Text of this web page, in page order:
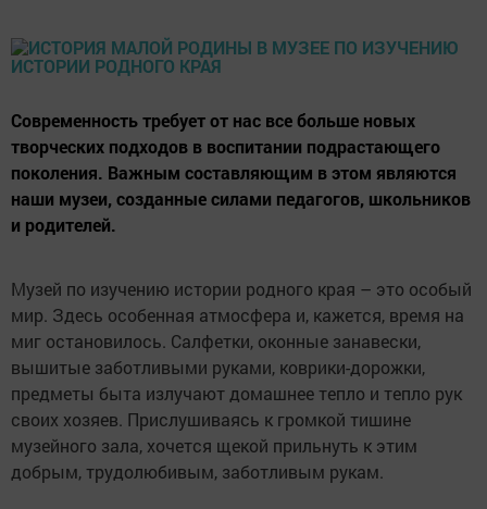
Современность требует от нас все больше новых
творческих подходов в воспитании подрастающего
поколения. Важным составляющим в этом являются
наши музеи, созданные силами педагогов, школьников
и родителей.
Музей по изучению истории родного края – это особый
мир. Здесь особенная атмосфера и, кажется, время на
миг остановилось. Салфетки, оконные занавески,
вышитые заботливыми руками, коврики-дорожки,
предметы быта излучают домашнее тепло и тепло рук
своих хозяев. Прислушиваясь к громкой тишине
музейного зала, хочется щекой прильнуть к этим
добрым, трудолюбивым, заботливым рукам.